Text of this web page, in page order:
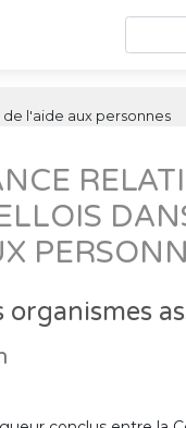
de l'aide aux personnes